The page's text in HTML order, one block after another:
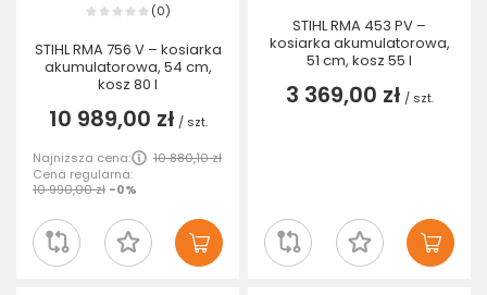
(0)
STIHL RMA 756 V – kosiarka
akumulatorowa, 54 cm,
kosz 80 l
10 989,00 zł / szt.
Najniższa cena:
10 880,10 zł
Cena regularna:
10 990,00 zł -0%
STIHL RMA 453 PV –
kosiarka akumulatorowa,
51 cm, kosz 55 l
3 369,00 zł / szt.